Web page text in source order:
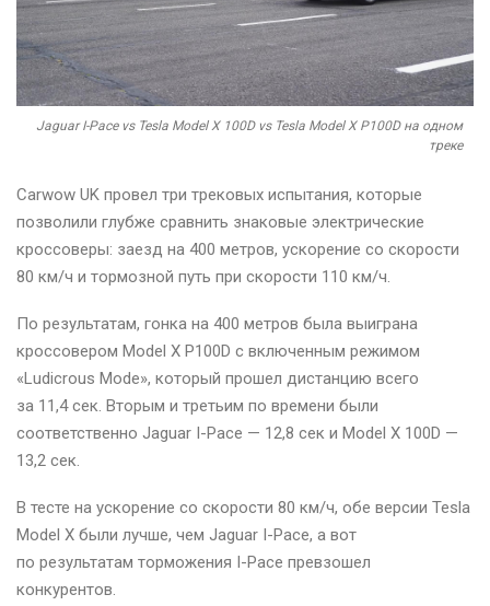
Jaguar I-Pace vs Tesla Model X 100D vs Tesla Model X P100D на одном
треке
Carwow UK провел три трековых испытания, которые
позволили глубже сравнить знаковые электрические
кроссоверы: заезд на 400 метров, ускорение со скорости
80 км/ч и тормозной путь при скорости 110 км/ч.
По результатам, гонка на 400 метров была выиграна
кроссовером Model X P100D с включенным режимом
«Ludicrous Mode», который прошел дистанцию всего
за 11,4 сек. Вторым и третьим по времени были
соответственно Jaguar I-Pace — 12,8 сек и Model X 100D —
13,2 сек.
В тесте на ускорение со скорости 80 км/ч, обе версии Tesla
Model X были лучше, чем Jaguar I-Pace, а вот
по результатам торможения I-Pace превзошел
конкурентов.